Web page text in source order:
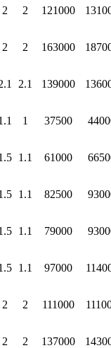
2 2 121000
2 2 163000
2.1 139000
1 37500
1.1 61000
1.1 82500
1.1 79000
1.1 97000
2 2 111000
2 2 137000